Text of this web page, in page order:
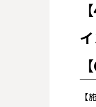
【